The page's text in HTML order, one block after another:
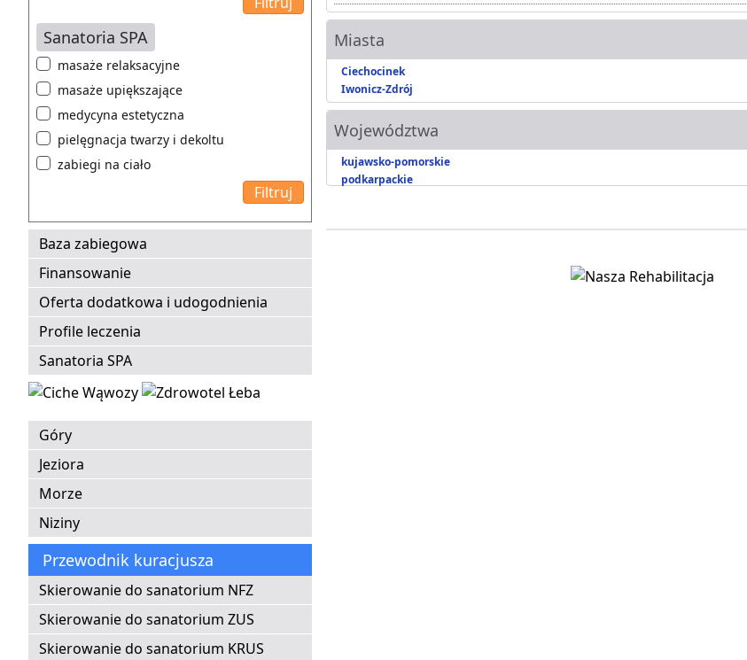
Sanatoria SPA
masaże relaksacyjne
masaże upiększające
medycyna estetyczna
pielęgnacja twarzy i dekoltu
zabiegi na ciało
Baza zabiegowa
Finansowanie
Oferta dodatkowa i udogodnienia
Profile leczenia
Sanatoria SPA
Góry
Jeziora
Morze
Niziny
Przewodnik kuracjusza
Skierowanie do sanatorium NFZ
Skierowanie do sanatorium ZUS
Skierowanie do sanatorium KRUS
Miasta
Ciechocinek
Iwonicz-Zdrój
Województwa
kujawsko-pomorskie
podkarpackie